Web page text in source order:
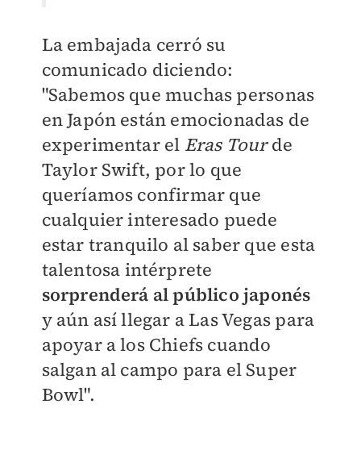
La embajada cerró su
comunicado diciendo:
"Sabemos que muchas personas
en Japón están emocionadas de
experimentar el Eras Tourde
Taylor Swift, por lo que
queríamos confirmar que
cualquier interesado puede
estar tranquilo al saber que esta
talentosa intérprete
sorprenderá al público japonés
y aún así llegar a Las Vegas para
apoyar a los Chiefs cuando
salgan al campo para el Super
Bowl".